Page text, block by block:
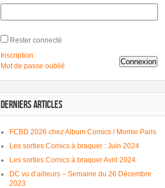
Rester connecté
Connexion
Inscription
Mot de passe oublié
DERNIERS ARTICLES
FCBD 2026 chez Album Comics / Momie Paris
Les sorties Comics à braquer : Juin 2024
Les sorties Comics à braquer Avril 2024
DC vu d’ailleurs – Semaine du 26 Décembre
2023